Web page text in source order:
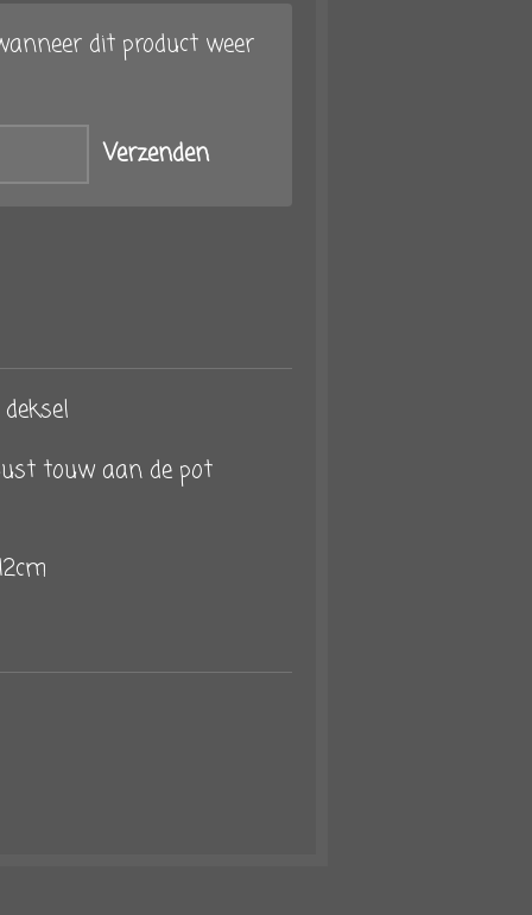
dit product weer
Verzenden
touw aan de pot